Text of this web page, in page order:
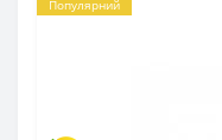
Популярний